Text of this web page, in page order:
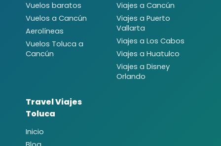
Vuelos baratos
Vuelos a Cancún
Aerolíneas
Vuelos Toluca a
Cancún
Viajes a Cancún
Viajes a Puerto
Vallarta
Viajes a Los Cabos
Viajes a Huatulco
Viajes a Disney
Orlando
Travel Viajes
Toluca
Inicio